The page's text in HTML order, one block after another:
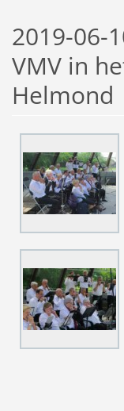
2019-06-
VMV in
Helmond